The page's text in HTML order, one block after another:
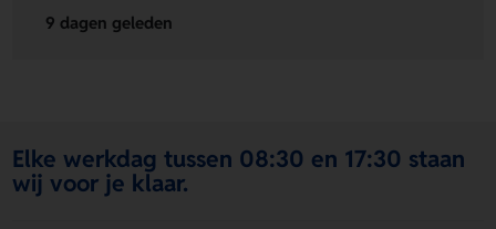
9 dagen geleden
Elke werkdag tussen 08:30 en 17:30 staan
wij voor je klaar.